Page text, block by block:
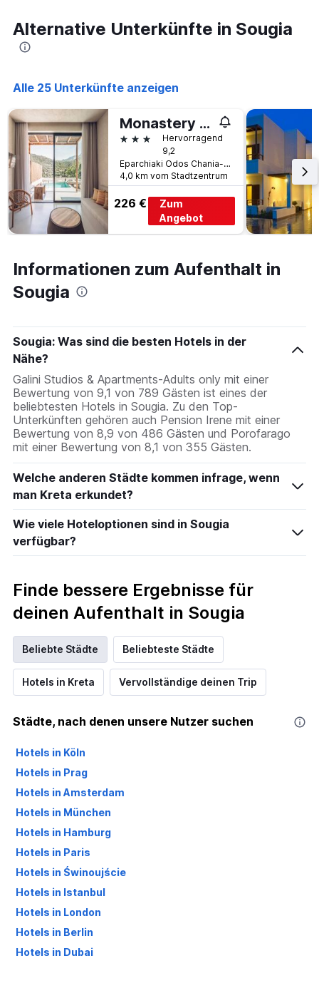
Alternative Unterkünfte in Sougia
Alle 25 Unterkünfte anzeigen
Monastery Estate Mountain Retreat
3 SterneHervorragend
9,2
Eparchiaki Odos Chania-Sougia, Moni Village, 731 00 Sougia, Kandanos-Selino, Chania, Crete, Sougia, Griechenland
4,0 km vom Stadtzentrum
226 €
Zum
Angebot
Informationen zum Aufenthalt in
Sougia
Sougia: Was sind die besten Hotels in der
Nähe?
Galini Studios & Apartments-Adults only mit einer
Bewertung von 9,1 von 789 Gästen ist eines der
beliebtesten Hotels in Sougia. Zu den Top-
Unterkünften gehören auch Pension Irene mit einer
Bewertung von 8,9 von 486 Gästen und Porofarago
mit einer Bewertung von 8,1 von 355 Gästen.
Welche anderen Städte kommen infrage, wenn
man Kreta erkundet?
Wie viele Hoteloptionen sind in Sougia
verfügbar?
Finde bessere Ergebnisse für
deinen Aufenthalt in Sougia
Beliebte Städte Beliebteste Städte
Hotels in Kreta Vervollständige deinen Trip
Städte, nach denen unsere Nutzer suchen
Hotels in Köln
Hotels in Prag
Hotels in Amsterdam
Hotels in München
Hotels in Hamburg
Hotels in Paris
Hotels in Świnoujście
Hotels in Istanbul
Hotels in London
Hotels in Berlin
Hotels in Dubai